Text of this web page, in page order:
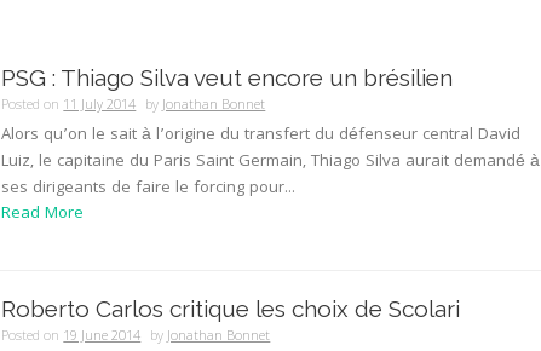
PSG : Thiago Silva veut encore un brésilien
Posted on11 July 2014 byJonathan Bonnet
Alors qu’on le sait à l’origine du transfert du défenseur central David
Luiz, le capitaine du Paris Saint Germain, Thiago Silva aurait demandé à
ses dirigeants de faire le forcing pour...
Read More
Roberto Carlos critique les choix de Scolari
Posted on19 June 2014 byJonathan Bonnet